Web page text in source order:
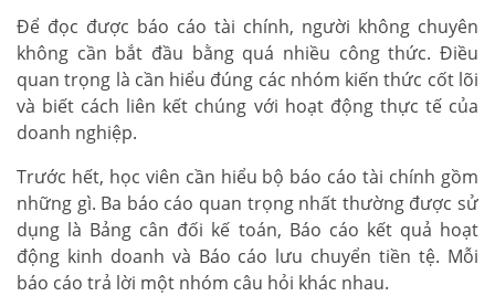
Để đọc được báo cáo tài chính, người không chuyên
không cần bắt đầu bằng quá nhiều công thức. Điều
quan trọng là cần hiểu đúng các nhóm kiến thức cốt lõi
và biết cách liên kết chúng với hoạt động thực tế của
doanh nghiệp.
Trước hết, học viên cần hiểu bộ báo cáo tài chính gồm
những gì. Ba báo cáo quan trọng nhất thường được sử
dụng là Bảng cân đối kế toán, Báo cáo kết quả hoạt
động kinh doanh và Báo cáo lưu chuyển tiền tệ. Mỗi
báo cáo trả lời một nhóm câu hỏi khác nhau.